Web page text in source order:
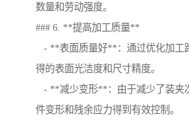
数量和劳动强度。
### 6. **提高加工质量**
- **表面质量好**：通过优化加工
得的表面光洁度和尺寸精度。
- **减少变形**：由于减少了装夹
件变形和残余应力得到有效控制。